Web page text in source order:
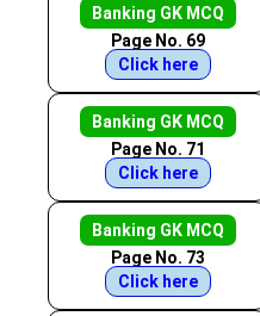
Banking GK MCQ
Page No. 69
Click here
Banking GK MCQ
Page No. 71
Click here
Banking GK MCQ
Page No. 73
Click here